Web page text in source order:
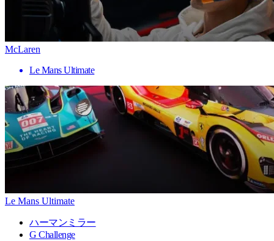
McLaren
Le Mans Ultimate
Le Mans Ultimate
ハーマンミラー
G Challenge